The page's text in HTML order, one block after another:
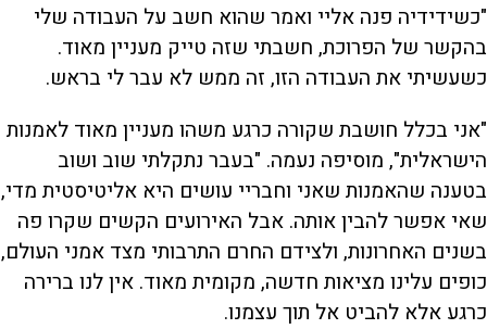
"כשידידיה פנה אליי ואמר שהוא חשב על העבודה שלי
בהקשר של הפרוכת, חשבתי שזה טייק מעניין מאוד.
כשעשיתי את העבודה הזו, זה ממש לא עבר לי בראש.
"אני בכלל חושבת שקורה כרגע משהו מעניין מאוד לאמנות
הישראלית", מוסיפה נעמה. "בעבר נתקלתי שוב ושוב
בטענה שהאמנות שאני וחבריי עושים היא אליטיסטית מדי,
שאי אפשר להבין אותה. אבל האירועים הקשים שקרו פה
בשנים האחרונות, ולצידם החרם התרבותי מצד אמני העולם,
כופים עלינו מציאות חדשה, מקומית מאוד. אין לנו ברירה
כרגע אלא להביט אל תוך עצמנו.